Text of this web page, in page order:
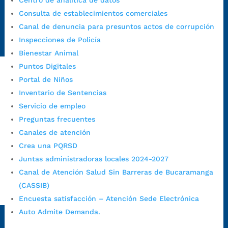
Consulta de establecimientos comerciales
Canal de denuncia para presuntos actos de corrupción
Inspecciones de Policía
Bienestar Animal
Puntos Digitales
Portal de Niños
Inventario de Sentencias
Servicio de empleo
Preguntas frecuentes
Canales de atención
Crea una PQRSD
Juntas administradoras locales 2024-2027
Canal de Atención Salud Sin Barreras de Bucaramanga
(CASSIB)
Encuesta satisfacción – Atención Sede Electrónica
Auto Admite Demanda.
Emergencia:
https://emergencia.bucaramanga.gov.co/
Radique aquí su queja disciplinaria:
https://www.bucaramanga.gov.co/gobierno-ciudadanos-
1/secretarias/oficina-de-control-interno-disciplinario/
Alcaldía de Bucaramanga
@AlcaldíaBGA
Alcaldía de Bucaramanga
Autorización de Tratamiento de Datos Personales